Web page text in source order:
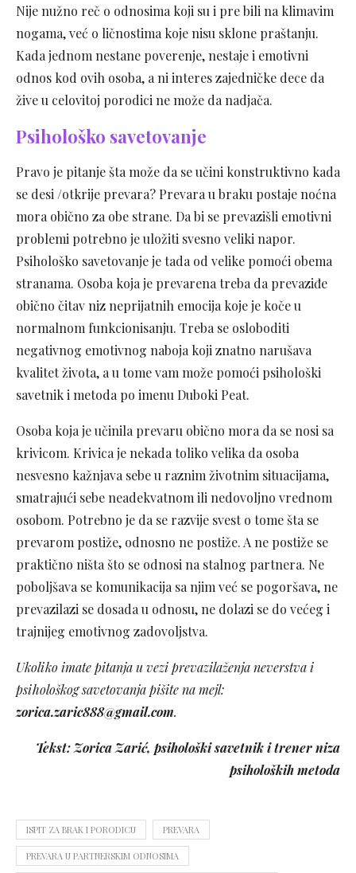
Nije nužno reč o odnosima koji su i pre bili na klimavim
nogama, već o ličnostima koje nisu sklone praštanju.
Kada jednom nestane poverenje, nestaje i emotivni
odnos kod ovih osoba, a ni interes zajedničke dece da
žive u celovitoj porodici ne može da nadjača.
Psihološko savetovanje
Pravo je pitanje šta može da se učini konstruktivno kada
se desi /otkrije prevara? Prevara u braku postaje noćna
mora obično za obe strane. Da bi se prevazišli emotivni
problemi potrebno je uložiti svesno veliki napor.
Psihološko savetovanje je tada od velike pomoći obema
stranama. Osoba koja je prevarena treba da prevaziđe
obično čitav niz neprijatnih emocija koje je koče u
normalnom funkcionisanju. Treba se osloboditi
negativnog emotivnog naboja koji znatno narušava
kvalitet života, a u tome vam može pomoći psihološki
savetnik i metoda po imenu Duboki Peat.
Osoba koja je učinila prevaru obično mora da se nosi sa
krivicom. Krivica je nekada toliko velika da osoba
nesvesno kažnjava sebe u raznim životnim situacijama,
smatrajući sebe neadekvatnom ili nedovoljno vrednom
osobom. Potrebno je da se razvije svest o tome šta se
prevarom postiže, odnosno ne postiže. A ne postiže se
praktično ništa što se odnosi na stalnog partnera. Ne
poboljšava se komunikacija sa njim već se pogoršava, ne
prevazilazi se dosada u odnosu, ne dolazi se do većeg i
trajnijeg emotivnog zadovoljstva.
Ukoliko imate pitanja u vezi prevazilaženja neverstva i
psihološkog savetovanja pišite na mejl:
zorica.zaric888@gmail.com.
Tekst: Zorica Zarić, psihološki savetnik i trener niza
psiholoških metoda
ISPIT ZA BRAK I PORODICU PREVARA
PREVARA U PARTNERSKIM ODNOSIMA